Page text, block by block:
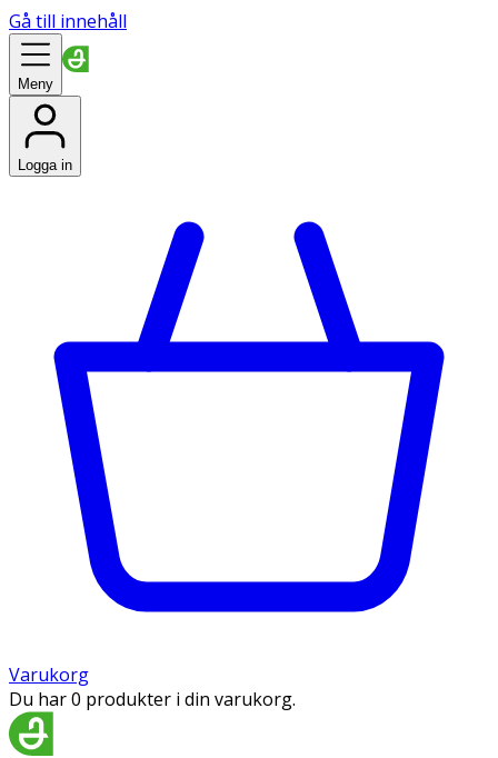
Gå till innehåll
Meny
Logga in
Varukorg
Du har 0 produkter i din varukorg.